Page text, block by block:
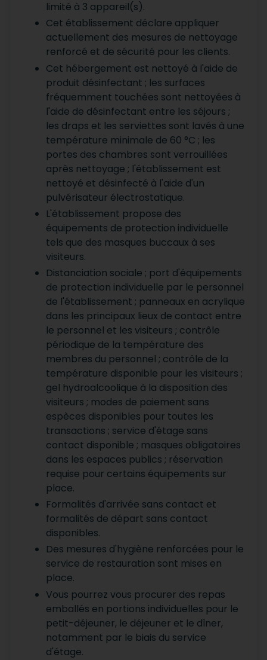
limité à 3 appareil(s).
Cet établissement déclare appliquer
actuellement des mesures de nettoyage
renforcé et de sécurité pour les clients.
Cet hébergement est nettoyé à l'aide de
produit désinfectant ; les surfaces
fréquemment touchées sont nettoyées à
l'aide de désinfectant entre les séjours ;
les draps et les serviettes sont lavés à une
température minimale de 60 °C ; les
portes des chambres sont verrouillées
après nettoyage ; l'établissement est
nettoyé et désinfecté à l'aide d'un
pulvérisateur électrostatique.
L'établissement propose des
équipements de protection individuelle
tels que des masques buccaux à ses
visiteurs.
Distanciation sociale ; port d'équipements
de protection individuelle par le personnel
de l'établissement ; panneaux en acrylique
dans les principaux lieux de contact entre
le personnel et les visiteurs ; contrôle
périodique de la température des
membres du personnel ; contrôle de la
température disponible pour les visiteurs ;
gel hydroalcoolique à la disposition des
visiteurs ; modes de paiement sans
espèces disponibles pour toutes les
transactions ; service d'étage sans
contact disponible ; masques obligatoires
dans les espaces publics ; réservation
requise pour certains équipements sur
place.
Formalités d'arrivée sans contact et
formalités de départ sans contact
disponibles.
Des mesures d'hygiène renforcées pour le
service de restauration sont mises en
place.
Vous pourrez vous procurer des repas
emballés en portions individuelles pour le
petit-déjeuner, le déjeuner et le dîner,
notamment par le biais du service
d'étage.